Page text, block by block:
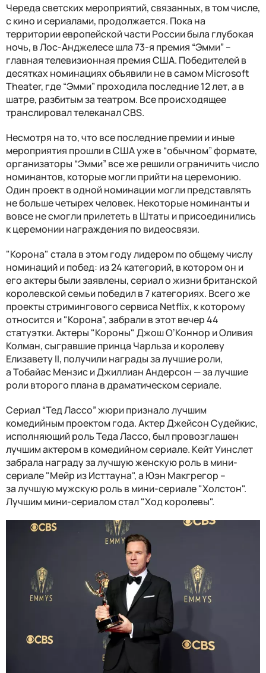
Череда светских мероприятий, связанных, в том числе,
с кино и сериалами, продолжается. Пока на
территории европейской части России была глубокая
ночь, в Лос-Анджелесе шла 73-я премия “Эмми” –
главная телевизионная премия США. Победителей в
десятках номинациях объявили не в самом Microsoft
Theater, где “Эмми” проходила последние 12 лет, а в
шатре, разбитым за театром. Все происходящее
транслировал телеканал CBS.
Несмотря на то, что все последние премии и иные
мероприятия прошли в США уже в “обычном” формате,
организаторы “Эмми” все же решили ограничить число
номинантов, которые могли прийти на церемонию.
Один проект в одной номинации могли представлять
не больше четырех человек. Некоторые номинанты и
вовсе не смогли прилететь в Штаты и присоединились
к церемонии награждения по видеосвязи.
"Корона" стала в этом году лидером по общему числу
номинаций и побед: из 24 категорий, в котором он и
его актеры были заявлены, сериал о жизни британской
королевской семьи победил в 7 категориях. Всего же
проекты стримингового сервиса Netflix, к которому
относится и "Корона", забрали в этот вечер 44
статуэтки. Актеры "Короны" Джош ОʼКоннор и Оливия
Колман, сыгравшие принца Чарльза и королеву
Елизавету II, получили награды за лучшие роли,
а Тобайас Мензис и Джиллиан Андерсон — за лучшие
роли второго плана в драматическом сериале.
Сериал “Тед Лассо” жюри признало лучшим
комедийным проектом года. Актер Джейсон Судейкис,
исполняющий роль Теда Лассо, был провозглашен
лучшим актером в комедийном сериале. Кейт Уинслет
забрала награду за лучшую женскую роль в мини-
сериале "Мейр из Исттауна", а Юэн Макгрегор –
за лучшую мужскую роль в мини-сериале "Холстон".
Лучшим мини-сериалом стал "Ход королевы".